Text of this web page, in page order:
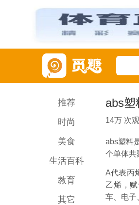
推荐
时尚
美食
生活百科
教育
其它
abs塑
14万 次
abs塑料
个单体共
A代表丙
乙烯，
车、电子